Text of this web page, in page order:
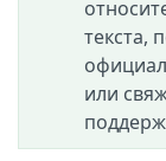
текста,
или